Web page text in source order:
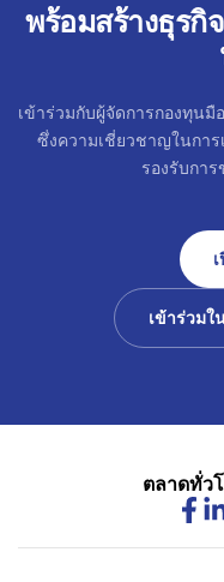
พร้อมสร้างธุร
เข้าร่วมกับผู้จัดการกองทุนมื
ซึ่งความเชี่ยวชาญในกา
รองรับกา
เข้าร่วม
ตลาดทั่ว